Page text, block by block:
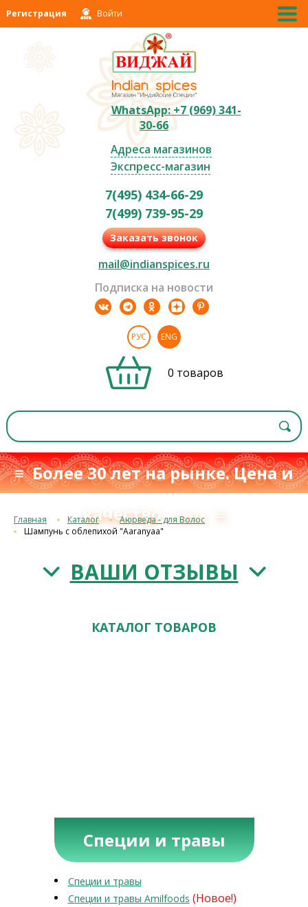
Регистрация Войти
WhatsApp: +7 (969) 341-
30-66
Адреса магазинов
Экспресс-магазин
7(495) 434-66-29
7(499) 739-95-29
Заказать звонок
mail@indianspices.ru
Подписка на новости
РУС ENG
0 товаров
≡ Более 30 лет на рынке. Цена и
качествос 1993 г. ≡
Главная Каталог
Аюрведа - для Волос
Шампунь с облепихой "Aaranyaa"
ВАШИ ОТЗЫВЫ
КАТАЛОГ ТОВАРОВ
Специи и травы
Специи и травы
Специи и травы Amilfoods (Новое!)